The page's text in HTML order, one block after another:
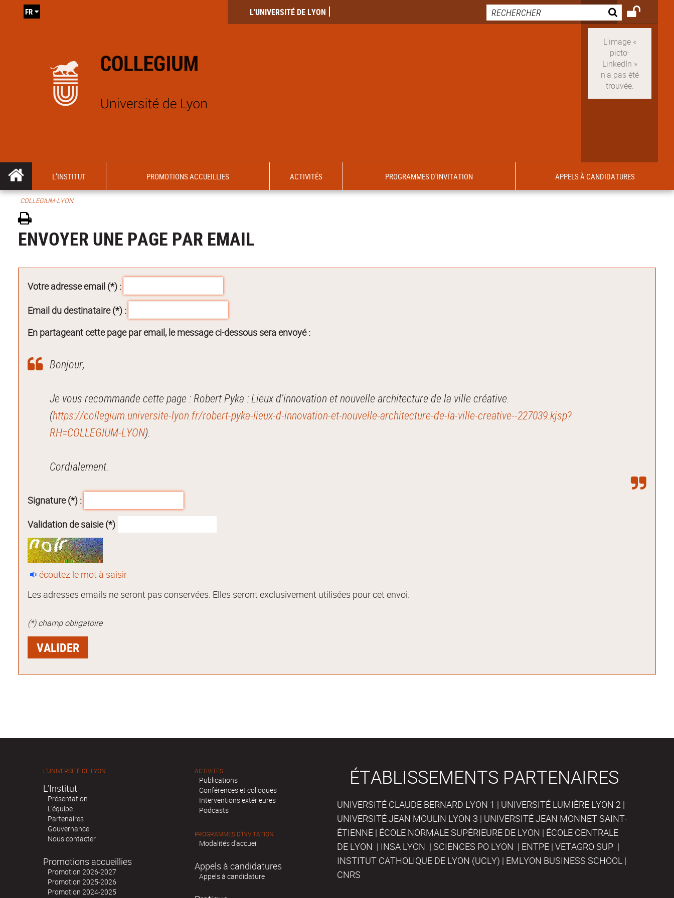
L'UNIVERSITÉ DE LYON
FR
L’INSTITUT PROMOTIONS ACCUEILLIES ACTIVITÉS PROGRAMMES D'INVITATION APPELS À CANDIDATURES
COLLEGIUM-LYON
ENVOYER UNE PAGE PAR EMAIL
Votre adresse email (*) :
Email du destinataire (*) :
En partageant cette page par email, le message ci-dessous sera envoyé :
Bonjour,
Je vous recommande cette page : Robert Pyka : Lieux d'innovation et nouvelle architecture de la ville créative.
(https://collegium.universite-lyon.fr/robert-pyka-lieux-d-innovation-et-nouvelle-architecture-de-la-ville-creative--227039.kjsp?
RH=COLLEGIUM-LYON).
Cordialement.
Signature (*) :
Validation de saisie (*)
écoutez le mot à saisir
Les adresses emails ne seront pas conservées. Elles seront exclusivement utilisées pour cet envoi.
(*) champ obligatoire
L'UNIVERSITÉ DE LYON
L’Institut
Présentation
L'équipe
Partenaires
Gouvernance
Nous contacter
Promotions accueillies
Promotion 2026-2027
Promotion 2025-2026
Promotion 2024-2025
ACTIVITÉS
Publications
Conférences et colloques
Interventions extérieures
Podcasts
PROGRAMMES D'INVITATION
Modalités d'accueil
Appels à candidatures
Appels à candidature
ÉTABLISSEMENTS PARTENAIRES
UNIVERSITÉ CLAUDE BERNARD LYON 1 | UNIVERSITÉ LUMIÈRE LYON 2 |
UNIVERSITÉ JEAN MOULIN LYON 3 | UNIVERSITÉ JEAN MONNET SAINT-
ÉTIENNE | ÉCOLE NORMALE SUPÉRIEURE DE LYON | ÉCOLE CENTRALE
DE LYON | INSA LYON | SCIENCES PO LYON | ENTPE | VETAGRO SUP |
INSTITUT CATHOLIQUE DE LYON (UCLY) | EMLYON BUSINESS SCHOOL |
CNRS